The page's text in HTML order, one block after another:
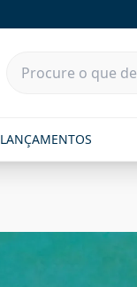
LANÇAMENTOS